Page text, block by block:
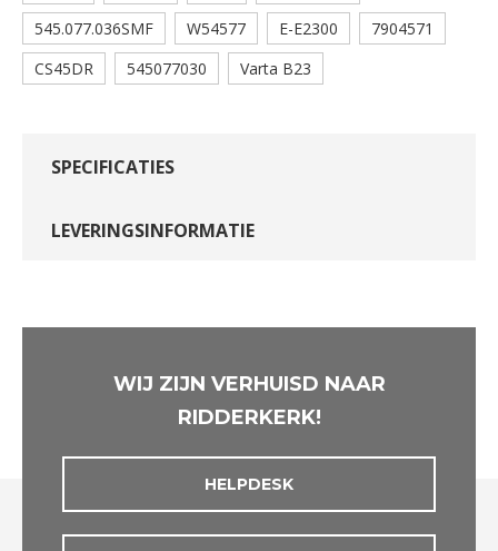
545.077.036SMF
W54577 E-E2300
7904571
CS45DR
545077030 Varta B23
SPECIFICATIES
LEVERINGSINFORMATIE
WIJ ZIJN VERHUISD NAAR
RIDDERKERK!
HELPDESK